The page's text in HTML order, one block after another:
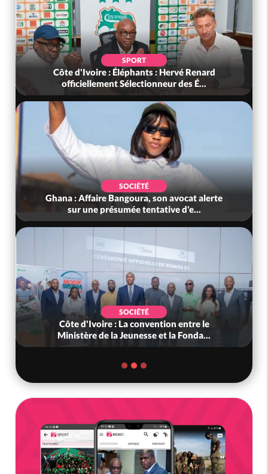
SPORT
Côte d'Ivoire : Éléphants : Hervé Renard
officiellement Sélectionneur des É...
SOCIÉTÉ
Ghana : Affaire Bangoura, son avocat alerte
sur une présumée tentative d'e...
SOCIÉTÉ
Côte d'Ivoire : La convention entre le
Ministère de la Jeunesse et la Fonda...